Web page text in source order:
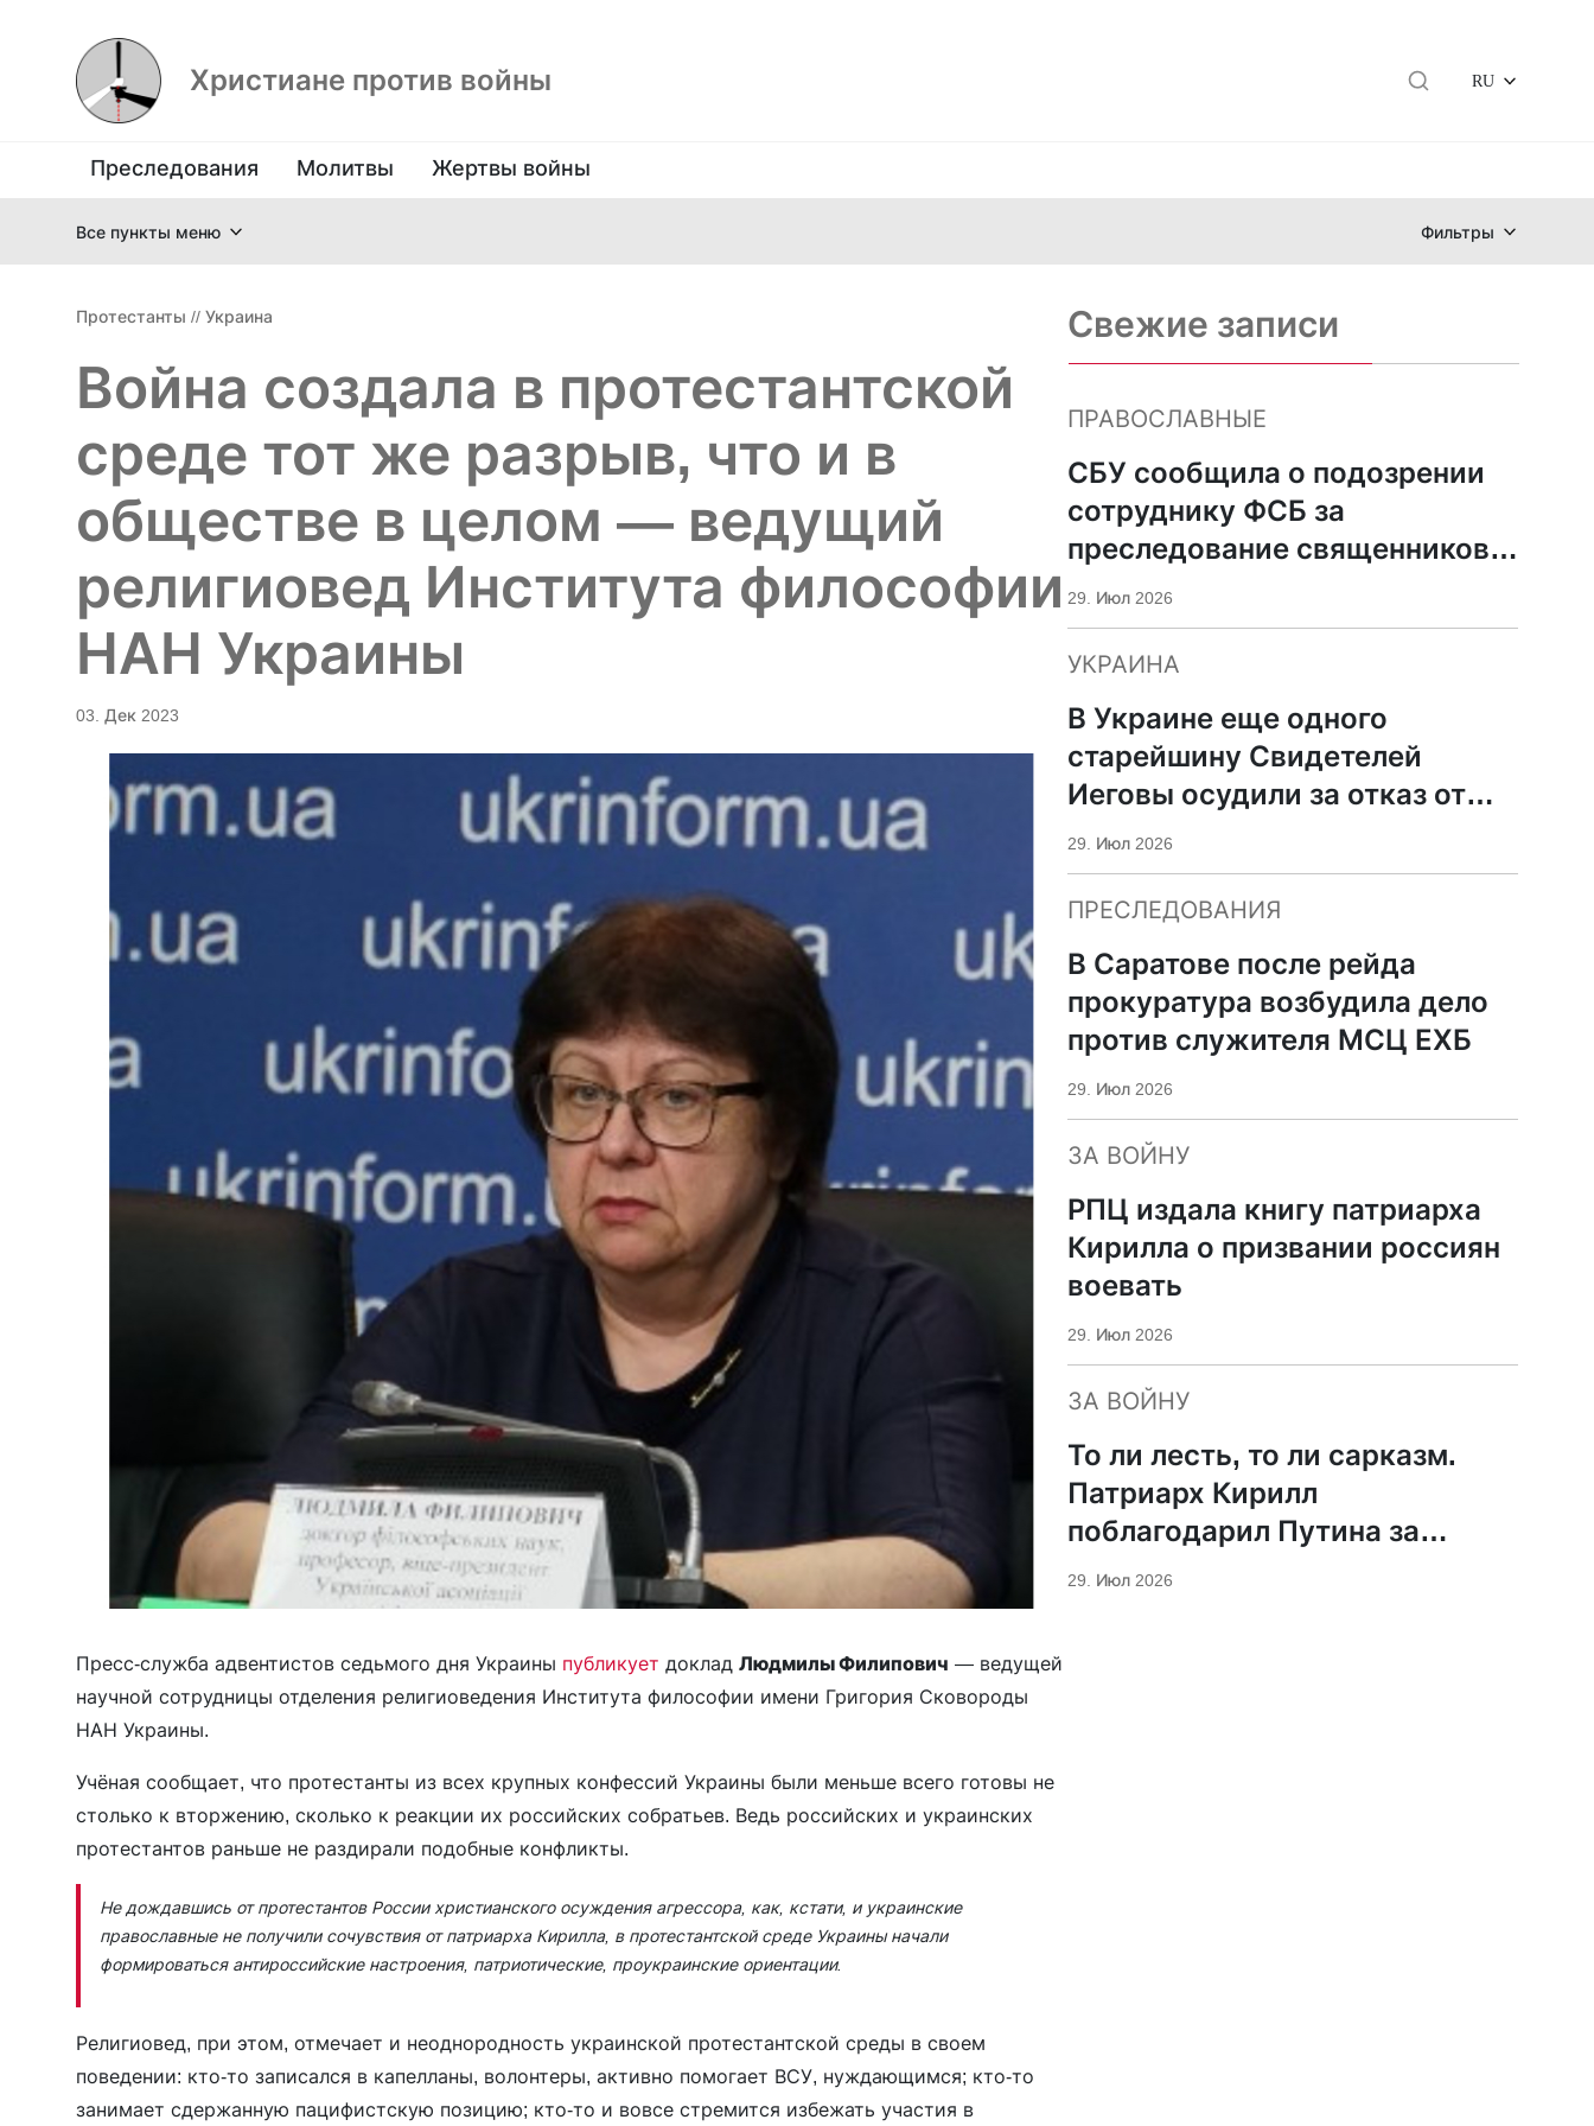
Христиане против войны RU
Преследования Молитвы Жертвы войны
Все пункты меню Фильтры
Протестанты // Украина
Война создала в протестантской
среде тот же разрыв, что и в
обществе в целом — ведущий
религиовед Института философии
НАН Украины
03. Дек 2023
Пресс-служба адвентистов седьмого дня Украины публикует доклад Людмилы Филипович — ведущей
научной сотрудницы отделения религиоведения Института философии имени Григория Сковороды
НАН Украины.
Учёная сообщает, что протестанты из всех крупных конфессий Украины были меньше всего готовы не
столько к вторжению, сколько к реакции их российских собратьев. Ведь российских и украинских
протестантов раньше не раздирали подобные конфликты.
Не дождавшись от протестантов России христианского осуждения агрессора, как, кстати, и украинские
православные не получили сочувствия от патриарха Кирилла, в протестантской среде Украины начали
формироваться антироссийские настроения, патриотические, проукраинские ориентации.
Религиовед, при этом, отмечает и неоднородность украинской протестантской среды в своем
поведении: кто-то записался в капелланы, волонтеры, активно помогает ВСУ, нуждающимся; кто-то
занимает сдержанную пацифистскую позицию; кто-то и вовсе стремится избежать участия в
Свежие записи
ПРАВОСЛАВНЫЕ
СБУ сообщила о подозрении
сотруднику ФСБ за
преследование священников
ПЦУ
29. Июл 2026
УКРАИНА
В Украине еще одного
старейшину Свидетелей
Иеговы осудили за отказ от
мобилизации
29. Июл 2026
ПРЕСЛЕДОВАНИЯ
В Саратове после рейда
прокуратура возбудила дело
против служителя МСЦ ЕХБ
29. Июл 2026
ЗА ВОЙНУ
РПЦ издала книгу патриарха
Кирилла о призвании россиян
воевать
29. Июл 2026
ЗА ВОЙНУ
То ли лесть, то ли сарказм.
Патриарх Кирилл
поблагодарил Путина за
защиту суверенитета и
29. Июл 2026